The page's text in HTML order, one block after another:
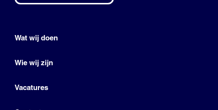
Wat wij doen
Wie wij zijn
Vacatures